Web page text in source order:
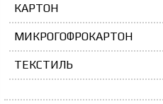
КАРТОН
МИКРОГОФРОКАРТОН
ТЕКСТИЛЬ